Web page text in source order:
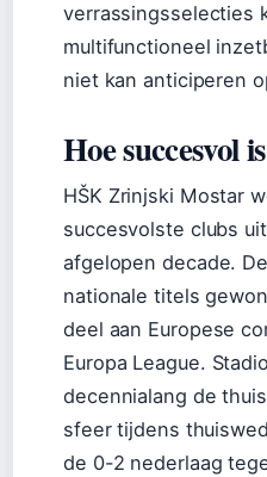
verrassingsselecties
multifunctioneel
niet kan anticiperen
Hoe succesvol
HŠK Zrinjski Mostar
succesvolste clubs
afgelopen decade.
nationale titels
deel aan Europese
Europa League.
decennialang de
sfeer tijdens
de 0-2 nederlaag